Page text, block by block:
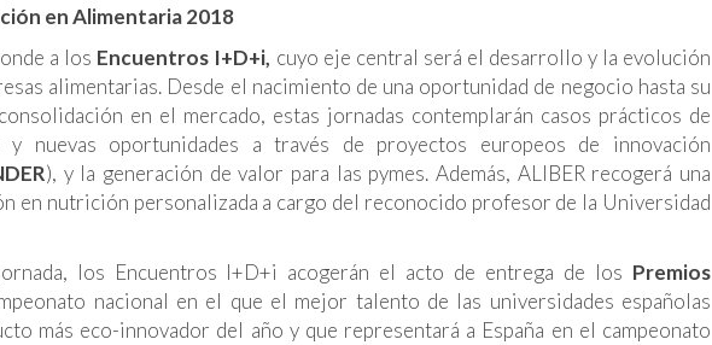
en Alimentaria 2018
a los Encuentros I+D+i, cuyo eje central será el desarrollo y la evolución
alimentarias. Desde el nacimiento de una oportunidad de negocio hasta su
en el mercado, estas jornadas contemplarán casos prácticos de
y nuevas oportunidades a través de proyectos europeos de innovación
), y la generación de valor para las pymes. Además, ALIBER recogerá una
en nutrición personalizada a cargo del reconocido profesor de la Universidad
los Encuentros I+D+i acogerán el acto de entrega de los Premios
nacional en el que el mejor talento de las universidades españolas
más eco-innovador del año y que representará a España en el campeonato